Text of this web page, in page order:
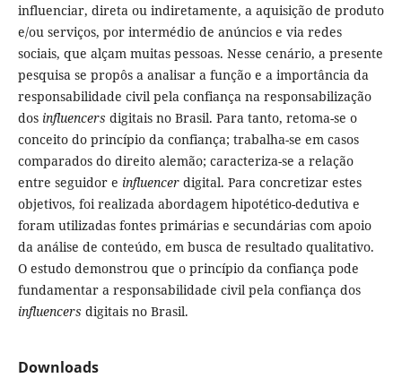
influenciar, direta ou indiretamente, a aquisição de produto
e/ou serviços, por intermédio de anúncios e via redes
sociais, que alçam muitas pessoas. Nesse cenário, a presente
pesquisa se propôs a analisar a função e a importância da
responsabilidade civil pela confiança na responsabilização
dos influencers digitais no Brasil. Para tanto, retoma-se o
conceito do princípio da confiança; trabalha-se em casos
comparados do direito alemão; caracteriza-se a relação
entre seguidor e influencer digital. Para concretizar estes
objetivos, foi realizada abordagem hipotético-dedutiva e
foram utilizadas fontes primárias e secundárias com apoio
da análise de conteúdo, em busca de resultado qualitativo.
O estudo demonstrou que o princípio da confiança pode
fundamentar a responsabilidade civil pela confiança dos
influencers digitais no Brasil.
Downloads